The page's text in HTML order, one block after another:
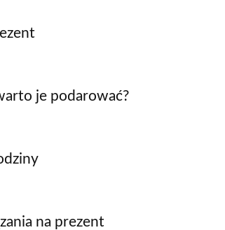
je podarować?
na prezent